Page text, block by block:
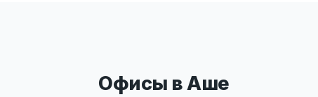
Офисы в Аше